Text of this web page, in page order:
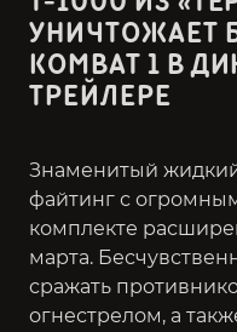
УНИЧТОЖАЕТ
KOMBAT 1 В
ТРЕЙЛЕРЕ
Знаменитый
файтинг с
комплекте
марта.
сражать
огнестрелом, а